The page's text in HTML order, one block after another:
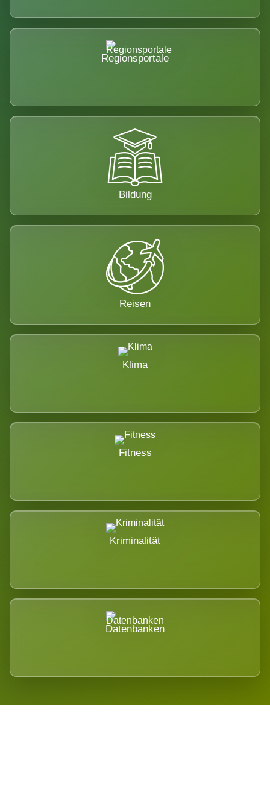
Regionsportale
Bildung
Reisen
Klima
Fitness
Kriminalität
Datenbanken